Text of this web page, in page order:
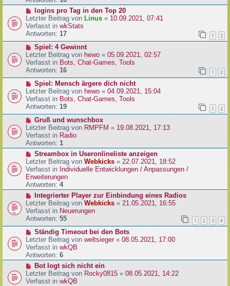
r
a
g
r
B
e
i
t
a
g
N
e
u
e
r
B
e
i
t
r
a
g
logins pro Tag in den Top 20
Letzter Beitrag von Linus « 10.09.2021, 07:41
Verfasst in wkStats
Antworten: 17 1 2
N
e
u
e
r
B
e
i
t
r
a
g
Spiel: 4 Gewinnt
Letzter Beitrag von hewo « 05.09.2021, 02:57
Verfasst in Bots, Chat-Games, Tools
Antworten: 16 1 2
N
e
u
e
r
B
e
i
t
a
g
Spiel: Mensch ärgere dich nicht
Letzter Beitrag von hewo « 04.09.2021, 15:04
Verfasst in Bots, Chat-Games, Tools
Antworten: 19 1 2
N
e
u
e
r
B
e
i
t
r
a
g
Gruß und wunschbox
Letzter Beitrag von RMPFM « 19.08.2021, 17:13
Verfasst in Radio
Antworten: 1
N
e
u
e
r
B
e
i
t
r
a
g
Streambox in Useronlineliste anzeigen
Letzter Beitrag von Webkicks « 22.07.2021, 18:52
Verfasst in Individuelle Entwicklungen / Anpassungen /
Erweiterungen
Antworten: 4
N
e
u
e
r
B
e
i
t
a
g
Integrierter Player zur Einbindung eines Radios
Letzter Beitrag von Webkicks « 21.05.2021, 16:55
Verfasst in Neuerungen
Antworten: 55 1 2 3 4
N
e
u
e
r
B
e
Ständig Timeout bei den Bots
Letzter Beitrag von weltsieger« 08.05.2021, 17:00
Verfasst in wkQB
Antworten: 6
N
e
u
Bot logt sich nicht ein
Letzter Beitrag von Rocky0815 « 08.05.2021, 14:22
Verfasst in wkQB